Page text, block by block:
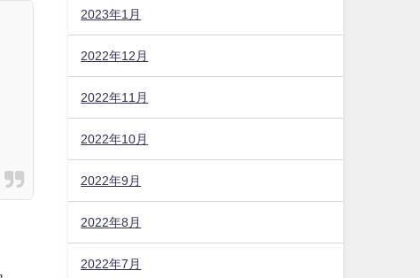
2023年1月
2022年12月
2022年11月
2022年10月
2022年9月
2022年8月
2022年7月